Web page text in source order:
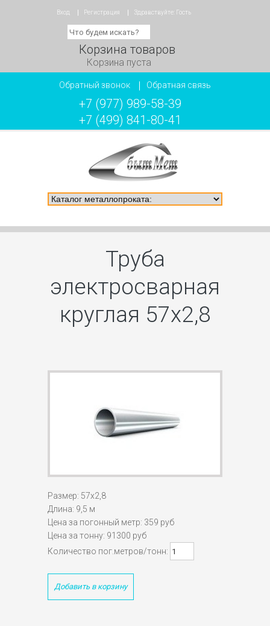
Вход Регистрация Здравствуйте: Гость
Корзина товаров
Корзина пуста
Обратный звонок Обратная связь
+7 (977) 989-58-39
+7 (499) 841-80-41
Труба
электросварная
круглая 57х2,8
Размер: 57х2,8
Длина: 9,5 м
Цена за погонный метр: 359 руб
Цена за тонну: 91300 руб
Количество пог.метров/тонн:
Добавить в корзину